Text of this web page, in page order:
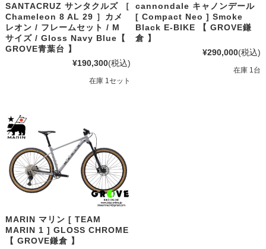
SANTACRUZ サンタクルズ ［
Chameleon 8 AL 29 ］カメ
レオン / フレームセット / M
サイズ / Gloss Navy Blue【
GROVE青葉台 】
¥190,300(税込)
在庫 1セット
cannondale キャノンデール
[ Compact Neo ] Smoke
Black E-BIKE 【 GROVE鎌
倉 】
¥290,000(税込)
在庫 1台
MARIN マリン [ TEAM
MARIN 1 ] GLOSS CHROME
【 GROVE鎌倉 】